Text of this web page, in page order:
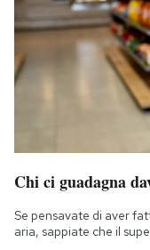
Chi ci guadagna
Se pensavate di aver
aria, sappiate che il